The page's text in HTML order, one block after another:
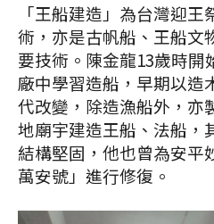
「王船建造」為台灣迎
術，亦是古帆船、王船文
要技術。陳金龍13歲時開
廠中學習造船，早期以造
代改變，除造漁船外，亦
地廟宇建造王船、法船，
結構堅固，他也曾為安平
萬安號」進行修復。